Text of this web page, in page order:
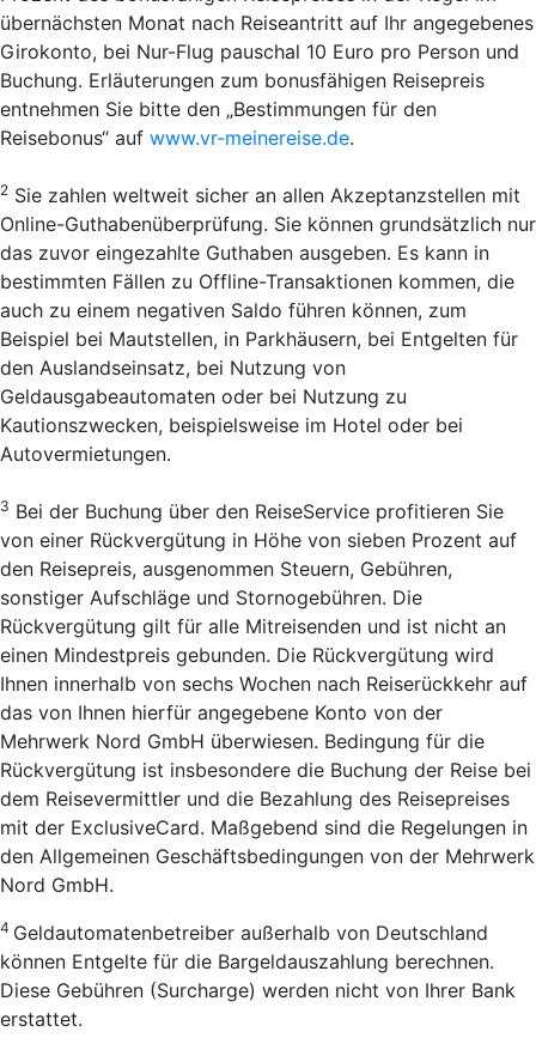
übernächsten Monat nach Reiseantritt auf Ihr angegebenes
Girokonto, bei Nur-Flug pauschal 10 Euro pro Person und
Buchung. Erläuterungen zum bonusfähigen Reisepreis
entnehmen Sie bitte den „Bestimmungen für den
Reisebonus“ auf www.vr-meinereise.de.
2 Sie zahlen weltweit sicher an allen Akzeptanzstellen mit
Online-Guthabenüberprüfung. Sie können grundsätzlich nur
das zuvor eingezahlte Guthaben ausgeben. Es kann in
bestimmten Fällen zu Offline-Transaktionen kommen, die
auch zu einem negativen Saldo führen können, zum
Beispiel bei Mautstellen, in Parkhäusern, bei Entgelten für
den Auslandseinsatz, bei Nutzung von
Geldausgabeautomaten oder bei Nutzung zu
Kautionszwecken, beispielsweise im Hotel oder bei
Autovermietungen.
3 Bei der Buchung über den Reise­Service profitieren Sie
von einer Rückvergütung in Höhe von sieben Prozent auf
den Reisepreis, ausgenommen Steuern, Gebühren,
sonstiger Aufschläge und Stornogebühren. Die
Rückvergütung gilt für alle Mitreisenden und ist nicht an
einen Mindestpreis gebunden. Die Rückvergütung wird
Ihnen innerhalb von sechs Wochen nach Reiserückkehr auf
das von Ihnen hierfür angegebene Konto von der
Mehrwerk Nord GmbH überwiesen. Bedingung für die
Rückvergütung ist insbesondere die Buchung der Reise bei
dem Reisevermittler und die Bezahlung des Reisepreises
mit der ExclusiveCard. Maßgebend sind die Regelungen in
den Allgemeinen Geschäftsbedingungen von der Mehrwerk
Nord GmbH.
4 Geldautomatenbetreiber außerhalb von Deutschland
können Entgelte für die Bargeldauszahlung berechnen.
Diese Gebühren (Surcharge) werden nicht von Ihrer Bank
erstattet.